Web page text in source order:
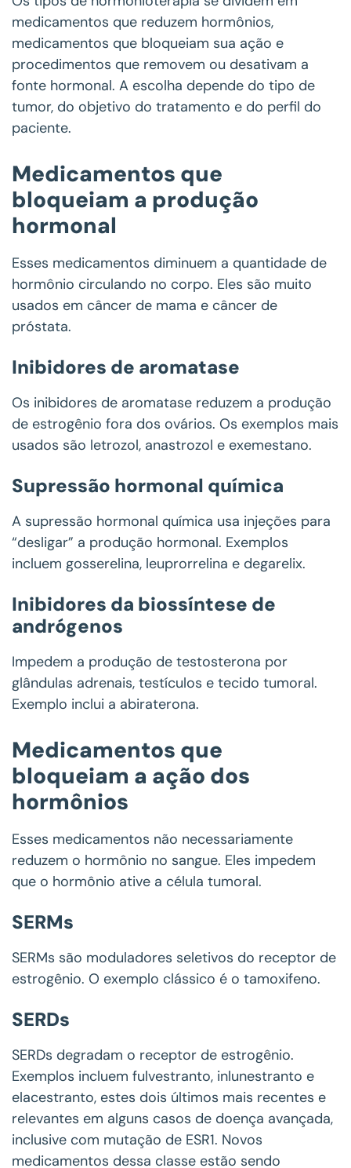
medicamentos que reduzem hormônios,
medicamentos que bloqueiam sua ação e
procedimentos que removem ou desativam a
fonte hormonal. A escolha depende do tipo de
tumor, do objetivo do tratamento e do perfil do
paciente.
Medicamentos que
bloqueiam a produção
hormonal
Esses medicamentos diminuem a quantidade de
hormônio circulando no corpo. Eles são muito
usados em câncer de mama e câncer de
próstata.
Inibidores de aromatase
Os inibidores de aromatase reduzem a produção
de estrogênio fora dos ovários. Os exemplos mais
usados são letrozol, anastrozol e exemestano.
Supressão hormonal química
A supressão hormonal química usa injeções para
“desligar” a produção hormonal. Exemplos
incluem gosserelina, leuprorrelina e degarelix.
Inibidores da biossíntese de
andrógenos
Impedem a produção de testosterona por
glândulas adrenais, testículos e tecido tumoral.
Exemplo inclui a abiraterona.
Medicamentos que
bloqueiam a ação dos
hormônios
Esses medicamentos não necessariamente
reduzem o hormônio no sangue. Eles impedem
que o hormônio ative a célula tumoral.
SERMs
SERMs são moduladores seletivos do receptor de
estrogênio. O exemplo clássico é o tamoxifeno.
SERDs
SERDs degradam o receptor de estrogênio.
Exemplos incluem fulvestranto, inlunestranto e
elacestranto, estes dois últimos mais recentes e
relevantes em alguns casos de doença avançada,
inclusive com mutação de ESR1. Novos
medicamentos dessa classe estão sendo